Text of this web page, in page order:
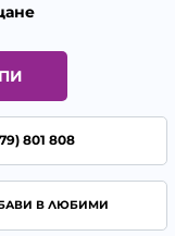
801 808
В ЛЮБИМИ